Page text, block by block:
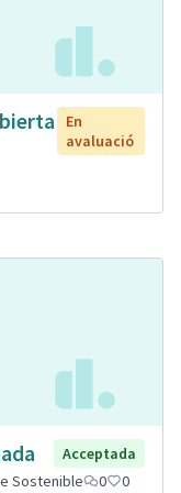
En
avaluació
Acceptada
Sostenible 0 0